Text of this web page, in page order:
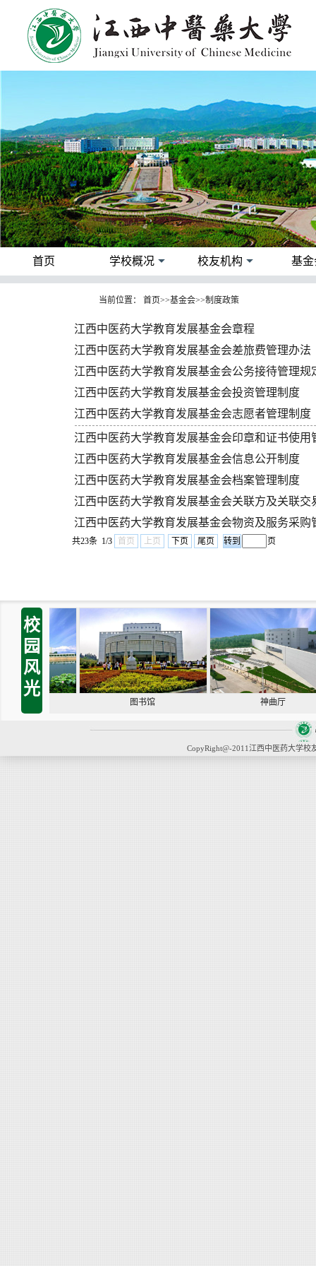
首页 学校概况 校友机构 基
当前位置： 首页>>基金会>>制度政策
江西中医药大学教育发展基金会章程
江西中医药大学教育发展基金会差旅费管理办法
江西中医药大学教育发展基金会公务接待管理规
江西中医药大学教育发展基金会投资管理制度
江西中医药大学教育发展基金会志愿者管理制度
江西中医药大学教育发展基金会印章和证书使用
江西中医药大学教育发展基金会信息公开制度
江西中医药大学教育发展基金会档案管理制度
江西中医药大学教育发展基金会关联方及关联交
江西中医药大学教育发展基金会物资及服务采购
共23条 1/3 首页 上页 下页 尾页 页
校
园
风
光
神曲厅
CopyRight@-2011江西中医药大学